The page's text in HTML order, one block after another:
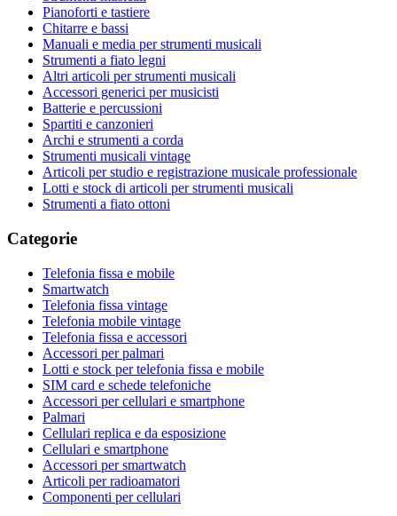
Pianoforti e tastiere
Chitarre e bassi
Manuali e media per strumenti musicali
Strumenti a fiato legni
Altri articoli per strumenti musicali
Accessori generici per musicisti
Batterie e percussioni
Spartiti e canzonieri
Archi e strumenti a corda
Strumenti musicali vintage
Articoli per studio e registrazione musicale professionale
Lotti e stock di articoli per strumenti musicali
Strumenti a fiato ottoni
Categorie
Telefonia fissa e mobile
Smartwatch
Telefonia fissa vintage
Telefonia mobile vintage
Telefonia fissa e accessori
Accessori per palmari
Lotti e stock per telefonia fissa e mobile
SIM card e schede telefoniche
Accessori per cellulari e smartphone
Palmari
Cellulari replica e da esposizione
Cellulari e smartphone
Accessori per smartwatch
Articoli per radioamatori
Componenti per cellulari